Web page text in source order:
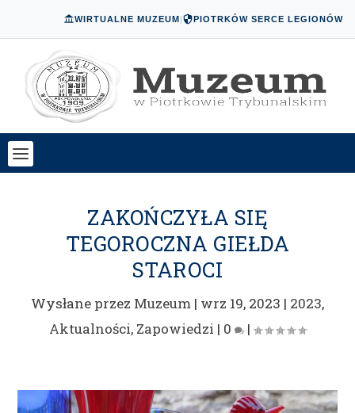
WIRTUALNE MUZEUM| PIOTRKÓW SERCE LEGIONÓW
ZAKOŃCZYŁA SIĘ
TEGOROCZNA GIEŁDA
STAROCI
Wysłane przez Muzeum | wrz 19, 2023 | 2023,
Aktualności, Zapowiedzi | 0 |